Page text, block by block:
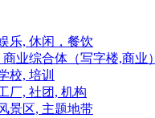
乐, 休闲，餐饮
业综合体（写字楼,商业）
校, 培训
厂, 社团, 机构
景区, 主题地带